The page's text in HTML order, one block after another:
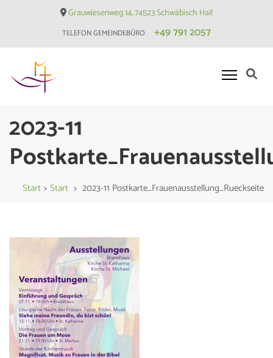
Grauwiesenweg 14, 74523 Schwäbisch Hall
TELEFON GEMEINDEBÜRO +49 791 2057
Hessental
2023-11
Start > Start > 2023-11 Postkarte_Frauenausstellung_Rueckseite